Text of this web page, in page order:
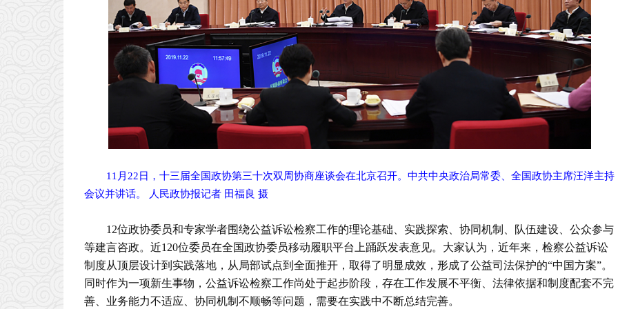
11月22日，十三届全国政协第三十次双周协商座谈会在北京召开。中共中央政治局常委、全国政协主席汪洋主持
会议并讲话。 人民政协报记者 田福良 摄
12位政协委员和专家学者围绕公益诉讼检察工作的理论基础、实践探索、协同机制、队伍建设、公众参与
等建言咨政。近120位委员在全国政协委员移动履职平台上踊跃发表意见。大家认为，近年来，检察公益诉讼
制度从顶层设计到实践落地，从局部试点到全面推开，取得了明显成效，形成了公益司法保护的“中国方案”。
同时作为一项新生事物，公益诉讼检察工作尚处于起步阶段，存在工作发展不平衡、法律依据和制度配套不完
善、业务能力不适应、协同机制不顺畅等问题，需要在实践中不断总结完善。